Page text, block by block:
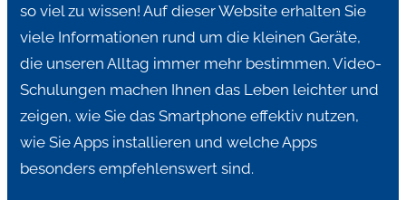
so viel zu wissen! Auf dieser Website erhalten Sie
viele Informationen rund um die kleinen Geräte,
die unseren Alltag immer mehr bestimmen. Video-
Schulungen machen Ihnen das Leben leichter und
zeigen, wie Sie das Smartphone effektiv nutzen,
wie Sie Apps installieren und welche Apps
besonders empfehlenswert sind.